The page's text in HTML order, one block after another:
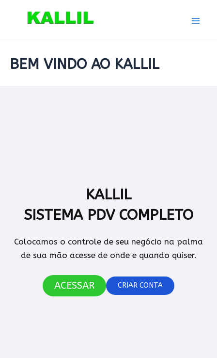
BEM VINDO AO KALLIL
KALLIL
SISTEMA PDV COMPLETO
Colocamos o controle de seu negócio na palma
de sua mão acesse de onde e quando quiser.
ACESSAR CRIAR CONTA